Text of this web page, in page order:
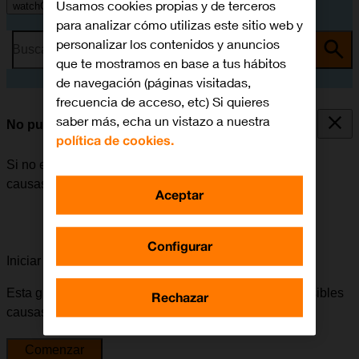
watchOS 11
Busca por problema o tema
No puedo realizar llamadas
Si no es posible realizar llamadas, puede haber varias
causas posibles al problema.
Iniciar la guía para solucionar tu problema
Esta guía te va a conducir a través de una serie de posibles
causas y soluciones al problema.
Comenzar
Usamos cookies propias y de terceros
para analizar cómo utilizas este sitio web y
personalizar los contenidos y anuncios
que te mostramos en base a tus hábitos
de navegación (páginas visitadas,
frecuencia de acceso, etc) Si quieres
saber más, echa un vistazo a nuestra
política de cookies.
Configurar
Rechazar
Aceptar